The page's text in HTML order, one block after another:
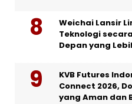
Weichai Lansir
Teknologi
Depan yang
KVB Futures
Connect 2026,
yang Aman dan